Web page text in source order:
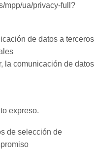
mpp/ua/privacy-full?
de datos a terceros
la comunicación de datos
expreso.
de selección de